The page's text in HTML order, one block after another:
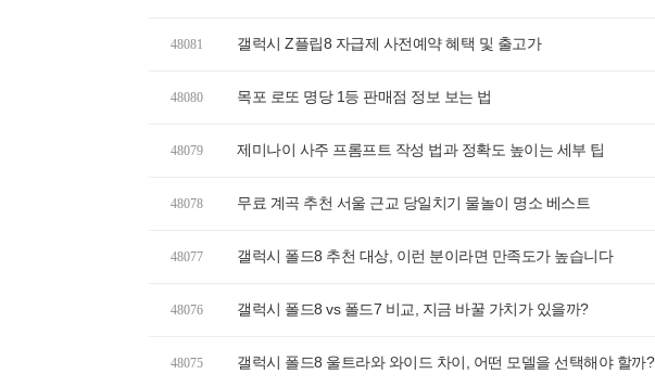
48081 갤럭시 Z플립8 자급제 사전예약 혜택 및 출고가
48080 목포 로또 명당 1등 판매점 정보 보는 법
48079 제미나이 사주 프롬프트 작성 법과 정확도 높이는 세부 팁
48078 무료 계곡 추천 서울 근교 당일치기 물놀이 명소 베스트
48077 갤럭시 폴드8 추천 대상, 이런 분이라면 만족도가 높습니다
48076 갤럭시 폴드8 vs 폴드7 비교, 지금 바꿀 가치가 있을까?
48075 갤럭시 폴드8 울트라와 와이드 차이, 어떤 모델을 선택해야 할까?